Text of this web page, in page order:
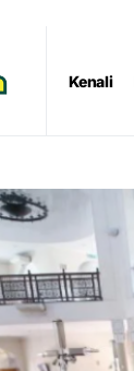
Kenali